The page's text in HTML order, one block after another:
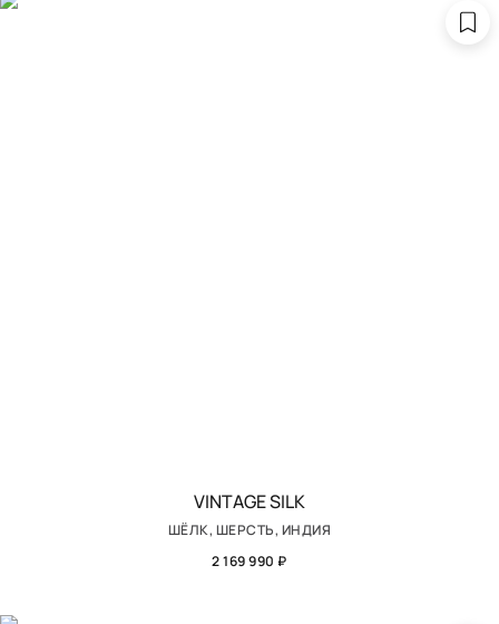
VINTAGE SILK
ШЁЛК, ШЕРСТЬ, ИНДИЯ
2 169 990 ₽